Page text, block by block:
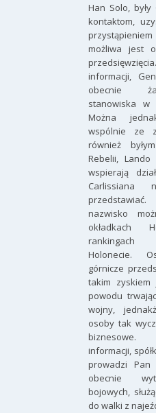
Han Solo, były
kontaktom,
możliwa jest
informacji,
obecnie
stanowiska w
Można
wspólnie ze
również
Rebelii, Lando
wspierają
Carlissiana
nazwisko
okładkach
rankingach
Holonecie.
górnicze
takim zyskiem
powodu
wojny,
osoby tak
biznesowe.
informacji,
prowadzi Pan
obecnie
bojowych,
do walki z